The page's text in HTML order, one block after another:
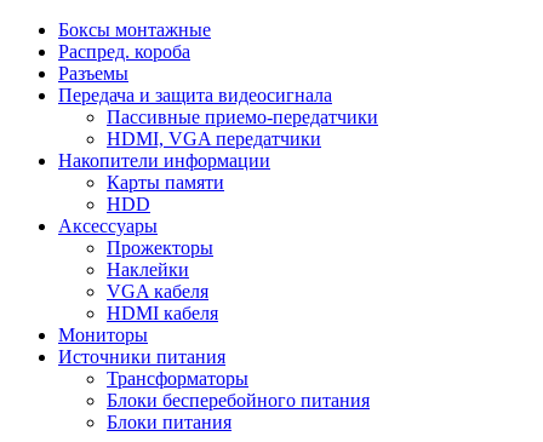
Боксы монтажные
Распред. короба
Разъемы
Передача и защита видеосигнала
Пассивные приемо-передатчики
HDMI, VGA передатчики
Накопители информации
Карты памяти
HDD
Аксессуары
Прожекторы
Наклейки
VGA кабеля
HDMI кабеля
Мониторы
Источники питания
Трансформаторы
Блоки бесперебойного питания
Блоки питания